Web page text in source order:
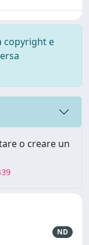
copyright e
o creare un
ND